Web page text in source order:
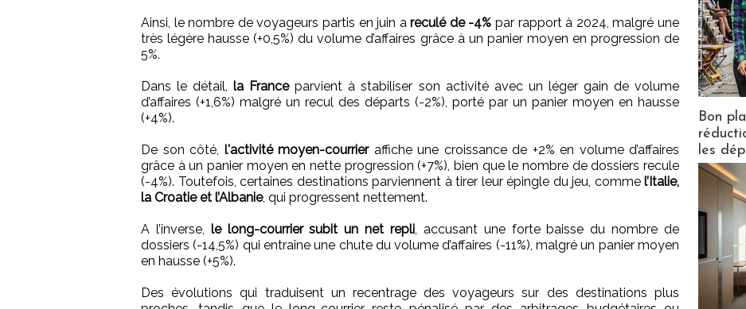
Ainsi, le nombre de voyageurs partis en juin areculé de -4% par rapport à 2024, malgré une
très légère hausse (+0,5%) du volume d’affaires grâce à un panier moyen en progression de
5%.
Dans le détail,la Franceparvient à stabiliser son activité avec un léger gain de volume
d’affaires (+1,6%) malgré un recul des départs (-2%), porté par un panier moyen en hausse
(+4%).
De son côté, l'activité moyen-courrieraffiche une croissance de +2% en volume d’affaires
grâce à un panier moyen en nette progression (+7%), bien que le nombre de dossiers recule
(-4%). Toutefois, certaines destinations parviennent à tirer leur épingle du jeu, comme l’Italie,
la Croatie et l’Albanie, qui progressent nettement.
A l’inverse, le long-courrier subit un net repli, accusant une forte baisse du nombre de
dossiers (-14,5%) qui entraîne une chute du volume d’affaires (-11%), malgré un panier moyen
en hausse (+5%).
Des évolutions qui traduisent un recentrage des voyageurs sur des destinations plus
Bon
les